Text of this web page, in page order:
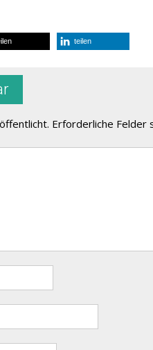
teilen
Erforderliche Felder